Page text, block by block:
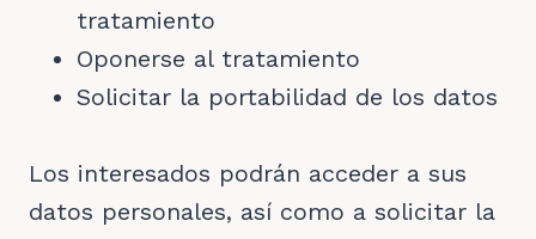
tratamiento
Oponerse al tratamiento
Solicitar la portabilidad de los datos
Los interesados podrán acceder a sus
datos personales, así como a solicitar la